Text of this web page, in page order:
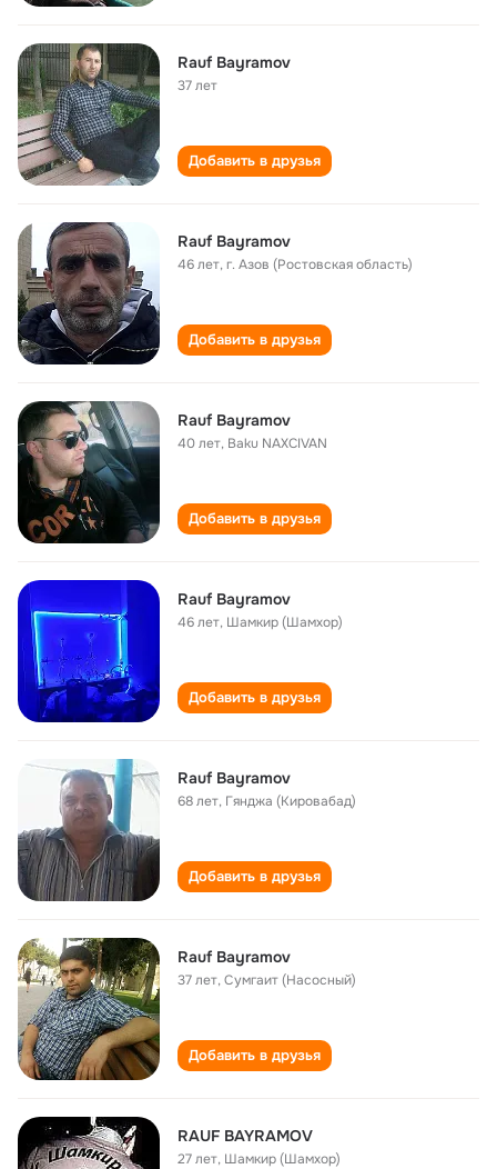
Rauf Bayramov
37 лет
Добавить в друзья
Rauf Bayramov
46 лет,г. Азов (Ростовская область)
Добавить в друзья
Rauf Bayramov
40 лет, Baku NAXCIVAN
Добавить в друзья
Rauf Bayramov
46 лет, Шамкир (Шамхор)
Добавить в друзья
Rauf Bayramov
68 лет, Гянджа (Кировабад)
Добавить в друзья
Rauf Bayramov
37 лет,Сумгаит (Насосный)
Добавить в друзья
RAUF BAYRAMOV
27 лет, Шамкир (Шамхор)